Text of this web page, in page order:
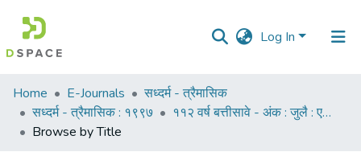
Log In
Communities
&
Collections
Home E-Journals
सध्दर्म - त्रैमासिक
सध्दर्म - त्रैमासिक : १९९७
११२ वर्ष बत्तीसावे - अंक : जुलै : एप्रिल १९९७
Browse by Title